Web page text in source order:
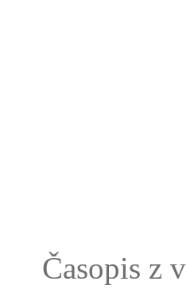
Časopis z